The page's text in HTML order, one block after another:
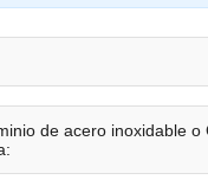
de acero inoxidable o